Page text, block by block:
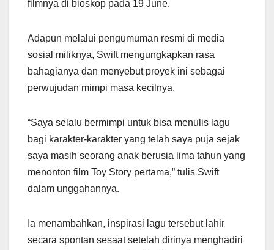
filmnya di bioskop pada 19 June.
Adapun melalui pengumuman resmi di media
sosial miliknya, Swift mengungkapkan rasa
bahagianya dan menyebut proyek ini sebagai
perwujudan mimpi masa kecilnya.
“Saya selalu bermimpi untuk bisa menulis lagu
bagi karakter-karakter yang telah saya puja sejak
saya masih seorang anak berusia lima tahun yang
menonton film Toy Story pertama,” tulis Swift
dalam unggahannya.
Ia menambahkan, inspirasi lagu tersebut lahir
secara spontan sesaat setelah dirinya menghadiri